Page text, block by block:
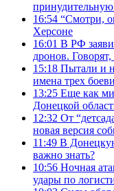
16:54 “Смотри,
Херсоне
16:01 В РФ
дронов.
15:18 Пытали и
имена трех
13:25 Еще как
Донецкой
12:32 От
новая версия
11:49 В
важно знать?
10:56 Ночная
удары по